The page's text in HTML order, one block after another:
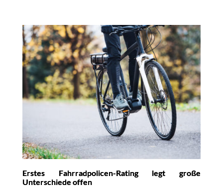
Erstes Fahrradpolicen-Rating legt große
Unterschiede offen